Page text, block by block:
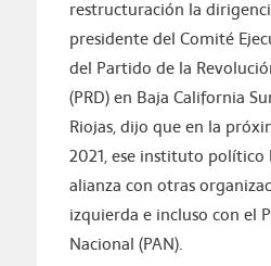
restructuración la
presidente del Comité
del Partido de la
(PRD) en Baja California
Riojas, dijo que en la
2021, ese instituto político
alianza con otras
izquierda e incluso con el
Nacional (PAN).